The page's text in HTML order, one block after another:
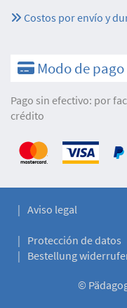
Costos por envío y
Modo de pago
Pago sin efectivo: por
crédito
Aviso legal
Protección de datos
Bestellung
©